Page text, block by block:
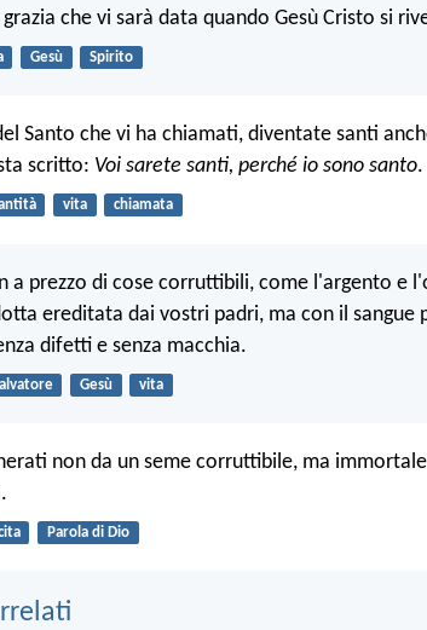
che vi sarà data quando Gesù Cristo si
Gesù Spirito
Santo che vi ha chiamati, diventate santi
scritto: Voi sarete santi, perché io sono santo.
vita chiamata
a prezzo di cose corruttibili, come l'argento e
ereditata dai vostri padri, ma con il sangue
difetti e senza macchia.
Gesù vita
non da un seme corruttibile, ma
Parola di Dio